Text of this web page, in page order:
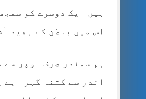
ہیں ایک دوسرے کو
اس میں باطن کے بھید
ہم سمندر صرف اوپر
اندر سے کتنا گہرا